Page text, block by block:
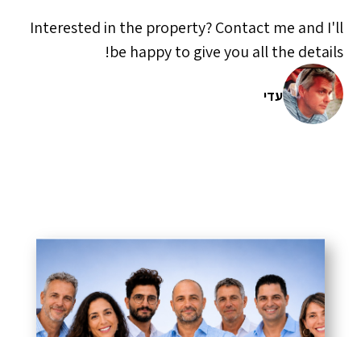
Interested in the property? Contact me and I'll
be happy to give you all the details!
עדי